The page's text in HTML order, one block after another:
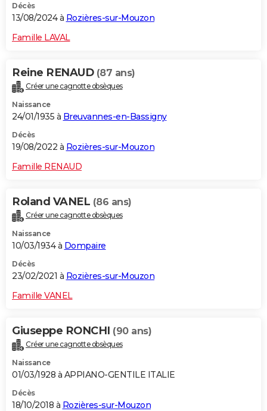
BONS PLANS
CARTE DE VOEUX
Dictionnaire
Biographies
Citations
Expressions
Proverbes
PROGRAMME TV
COPAINS D'AVANT
S'inscrire
Se connecter
Lycées
Collèges
Primaires
Universités
Entreprises
Service militaire
Avis de recherche
AVIS DE DÉCÈS
Décès
13/08/2024 à Rozières-sur-Mouzon
Famille LAVAL
Reine RENAUD (87 ans)
Créer une cagnotte obsèques
Naissance
24/01/1935 à Breuvannes-en-Bassigny
Décès
19/08/2022 à Rozières-sur-Mouzon
Famille RENAUD
Roland VANEL (86 ans)
Créer une cagnotte obsèques
Naissance
10/03/1934 à Dompaire
Décès
23/02/2021 à Rozières-sur-Mouzon
Famille VANEL
Giuseppe RONCHI (90 ans)
Créer une cagnotte obsèques
Naissance
01/03/1928 à APPIANO-GENTILE ITALIE
Décès
18/10/2018 à Rozières-sur-Mouzon